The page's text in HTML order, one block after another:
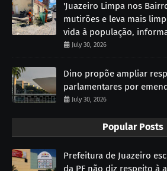
'Juazeiro Limpa nos
mutirões e leva mais
vida à população,
July 30, 2026
Dino propõe ampliar
parlamentares por
July 30, 2026
Popular Posts
Prefeitura de Juazeiro
da PF não diz respeito à